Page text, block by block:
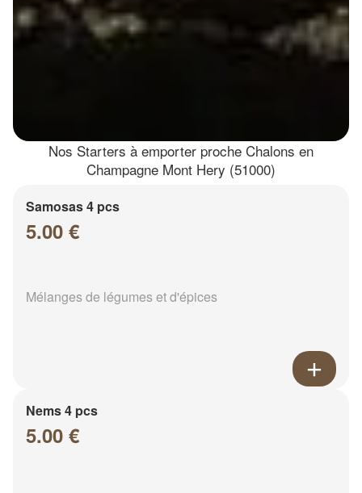
Nos Starters à emporter proche Chalons en
Champagne Mont Hery (51000)
Samosas 4 pcs
5.00 €
Mélanges de légumes et d'épices
Nems 4 pcs
5.00 €